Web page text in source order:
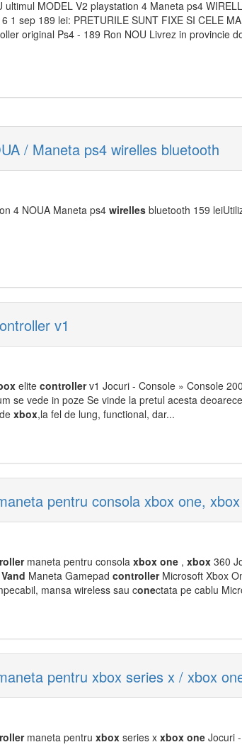
ultimul MODEL V2 playstation 4 Maneta ps4
1 sep 189 lei: PRETURILE SUNT FIXE SI CELE
original Ps4 - 189 Ron NOU Livrez in provincie
/ Maneta ps4 wirelles bluetooth
4 NOUA Maneta ps4 wirelles bluetooth 159
v1
elite controllerv1 Jocuri - Console » Console
se vede in poze Se vinde la pretul acesta
xbox,la fel de lung, functional, dar...
pentru consola xbox one,
maneta pentru consola xbox one , xbox 360
Vand Maneta Gamepad controllerMicrosoft Xbox
mansa wireless sau conectata pe cablu
pentru xbox series x / xbox
maneta pentru xbox series x xbox one Jocuri